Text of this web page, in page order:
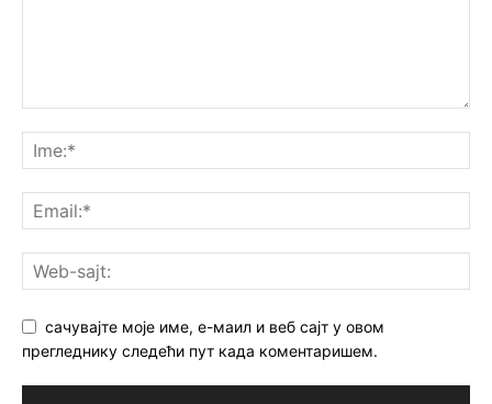
сачувајте моје име, е-маил и веб сајт у овом
прегледнику следећи пут када коментаришем.